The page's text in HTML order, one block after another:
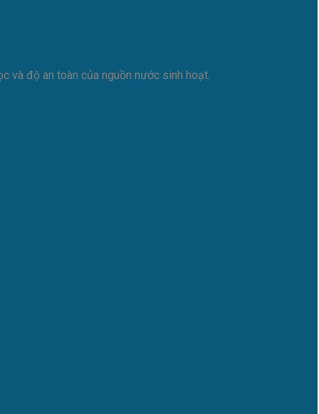
và độ an toàn của nguồn nước sinh hoạt.